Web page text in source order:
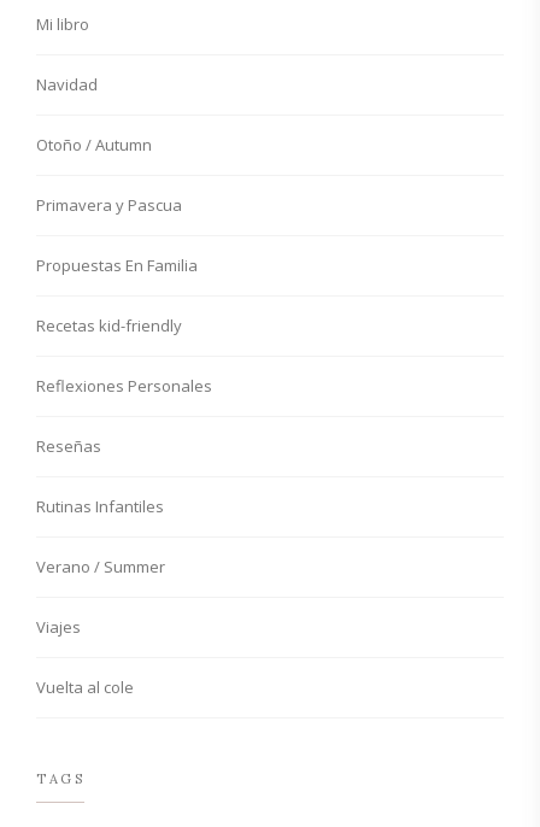
Mi libro
Navidad
Otoño / Autumn
Primavera y Pascua
Propuestas En Familia
Recetas kid-friendly
Reflexiones Personales
Reseñas
Rutinas Infantiles
Verano / Summer
Viajes
Vuelta al cole
TAGS